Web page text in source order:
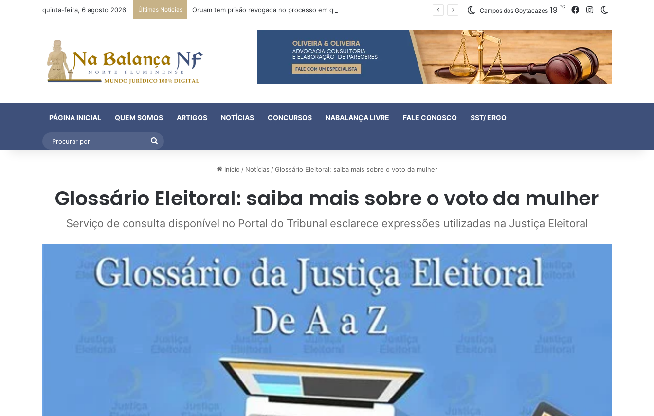
quinta-feira, 6 agosto 2026 Últimas Notícias Campos dos Goytacazes 19 ℃ FacebookInstagram
PÁGINA INICIAL QUEM SOMOS ARTIGOS NOTÍCIAS CONCURSOS NABALANÇA LIVRE FALE CONOSCO SST/ ERGO
Início / Notícias /Glossário Eleitoral: saiba mais sobre o voto da mulher
Glossário Eleitoral: saiba mais sobre o voto da mulher
Serviço de consulta disponível no Portal do Tribunal esclarece expressões utilizadas na Justiça Eleitoral